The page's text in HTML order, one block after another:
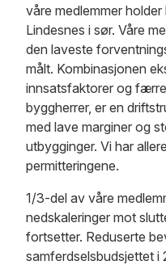
våre medlemmer
Lindesnes i sør. Våre
den laveste
målt. Kombinasjonen
innsatsfaktorer og
byggherrer, er en
med lave marginer og
utbygginger. Vi har
permitteringene.
1/3-del av våre
nedskaleringer mot
fortsetter. Reduserte
samferdselsbudsjettet